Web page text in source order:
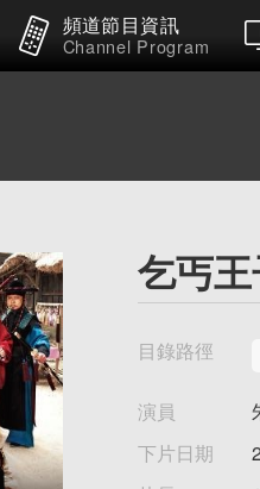
頻道節目資訊
Channel Program
乞丐
目錄路徑
演員
下片日期